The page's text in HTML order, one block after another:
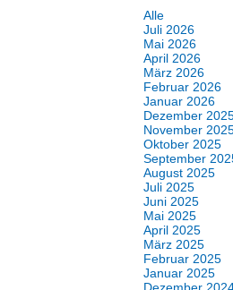
Alle
Juli 2026
Mai 2026
April 2026
März 2026
Februar 2026
Januar 2026
Dezember
November
Oktober 2025
September
August 2025
Juli 2025
Juni 2025
Mai 2025
April 2025
März 2025
Februar 2025
Januar 2025